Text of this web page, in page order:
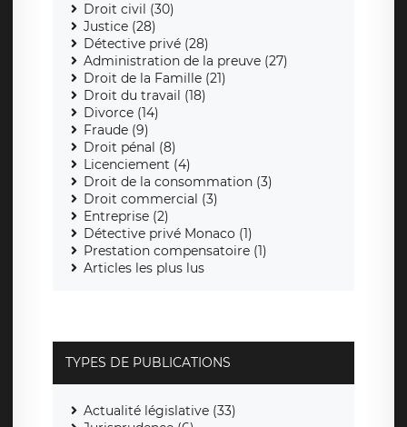
Droit civil (30)
Justice (28)
Détective privé (28)
Administration de la preuve (27)
Droit de la Famille (21)
Droit du travail (18)
Divorce (14)
Fraude (9)
Droit pénal (8)
Licenciement (4)
Droit de la consommation (3)
Droit commercial (3)
Entreprise (2)
Détective privé Monaco (1)
Prestation compensatoire (1)
Articles les plus lus
TYPES DE PUBLICATIONS
Actualité législative (33)